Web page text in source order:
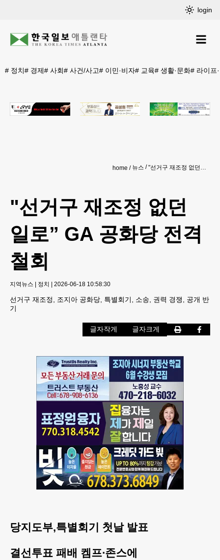
login
# 정치# 경제# 사회# 사건/사고# 이민·비자# 교육# 생활·문화# 라이프
home 뉴스 "선거구 재조정 없던 일로” GA 공화당 전격 철회
"선거구 재조정 없던
일로” GA 공화당 전격
철회
지역뉴스 | 정치 | 2026-06-18 10:58:30
선거구 재조정, 조지아 공화당, 특별회기, 소송, 권력 경쟁, 공개 반
기
글자작게 글자크게
당지도부,특별회기 첫날 발표
결선투표 패배 켐프∙존스에